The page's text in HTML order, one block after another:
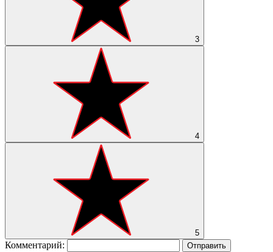
3
4
5
Комментарий: Отправить